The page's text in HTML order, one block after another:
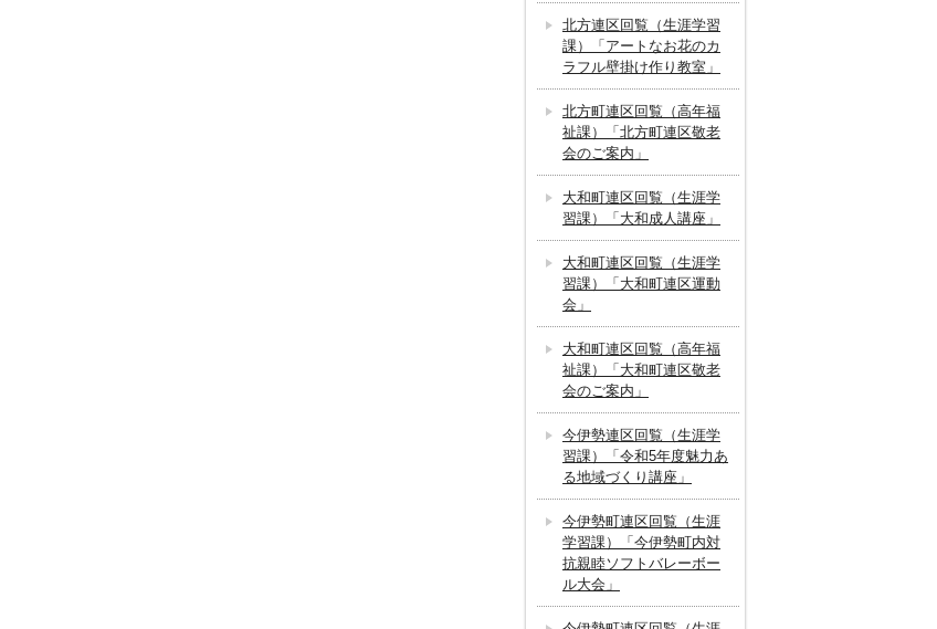
北方連区回覧（生涯学習
課）「アートなお花のカ
ラフル壁掛け作り教室」
北方町連区回覧（高年福
祉課）「北方町連区敬老
会のご案内」
大和町連区回覧（生涯学
習課）「大和成人講座」
大和町連区回覧（生涯学
習課）「大和町連区運動
会」
大和町連区回覧（高年福
祉課）「大和町連区敬老
会のご案内」
今伊勢連区回覧（生涯学
習課）「令和5年度魅力あ
る地域づくり講座」
今伊勢町連区回覧（生涯
学習課）「今伊勢町内対
抗親睦ソフトバレーボー
ル大会」